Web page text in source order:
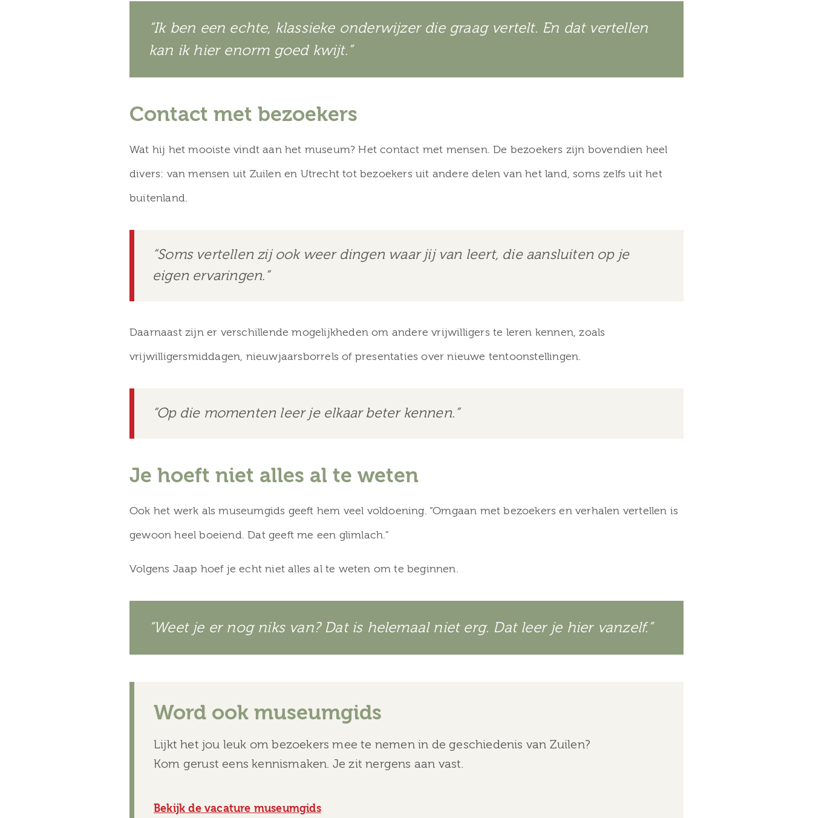
“Ik ben een echte, klassieke onderwijzer die graag vertelt. En dat vertellen
kan ik hier enorm goed kwijt.”
Contact met bezoekers
Wat hij het mooiste vindt aan het museum? Het contact met mensen. De bezoekers zijn bovendien heel
divers: van mensen uit Zuilen en Utrecht tot bezoekers uit andere delen van het land, soms zelfs uit het
buitenland.
“Soms vertellen zij ook weer dingen waar jij van leert, die aansluiten op je
eigen ervaringen.”
Daarnaast zijn er verschillende mogelijkheden om andere vrijwilligers te leren kennen, zoals
vrijwilligersmiddagen, nieuwjaarsborrels of presentaties over nieuwe tentoonstellingen.
“Op die momenten leer je elkaar beter kennen.”
Je hoeft niet alles al te weten
Ook het werk als museumgids geeft hem veel voldoening. “Omgaan met bezoekers en verhalen vertellen is
gewoon heel boeiend. Dat geeft me een glimlach.”
Volgens Jaap hoef je echt niet alles al te weten om te beginnen.
“Weet je er nog niks van? Dat is helemaal niet erg. Dat leer je hier vanzelf.”
Word ook museumgids
Lijkt het jou leuk om bezoekers mee te nemen in de geschiedenis van Zuilen?
Kom gerust eens kennismaken. Je zit nergens aan vast.
Bekijk de vacature museumgids